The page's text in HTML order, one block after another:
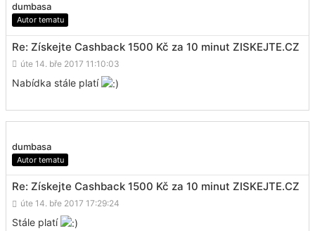
dumbasa
Autor tematu
Re: Získejte Cashback 1500 Kč za 10 minut ZISKEJTE.CZ
úte 14. bře 2017 11:10:03
Nabídka stále platí
dumbasa
Autor tematu
Re: Získejte Cashback 1500 Kč za 10 minut ZISKEJTE.CZ
úte 14. bře 2017 17:29:24
Stále platí